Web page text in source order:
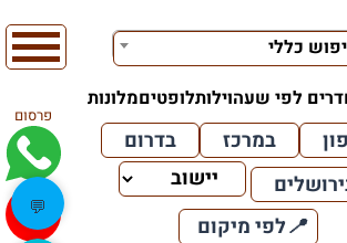
כללי
לפי שעהוילותלופטיםמלונות
פרסום
במרכז
בדרום
📍לפי מיקום
💬